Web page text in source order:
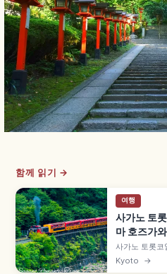
함께 읽기 →
여행
사가노 토
마 호즈가
사가노 토롯코
역에서 토롯코
광 열차로,
Kyoto →